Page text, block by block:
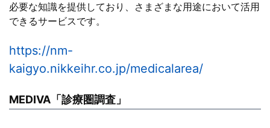
必要な知識を提供しており、さまざまな用途において活用
できるサービスです。
https://nm-
kaigyo.nikkeihr.co.jp/medicalarea/
MEDIVA「診療圏調査」